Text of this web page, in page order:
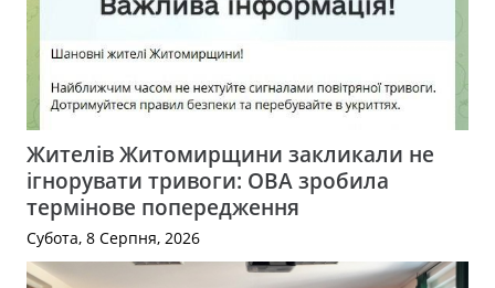
Жителів Житомирщини закликали не
ігнорувати тривоги: ОВА зробила
термінове попередження
Субота, 8 Серпня, 2026